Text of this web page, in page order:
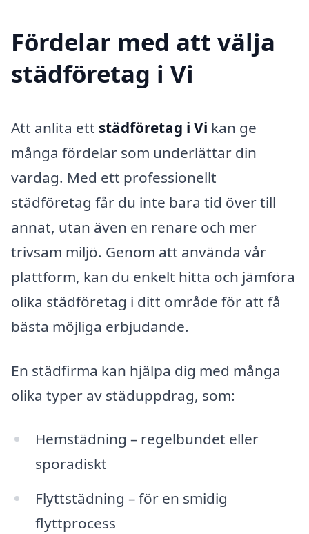
Fördelar med att välja
städföretag i Vi
Att anlita ett städföretag i Vi kan ge
många fördelar som underlättar din
vardag. Med ett professionellt
städföretag får du inte bara tid över till
annat, utan även en renare och mer
trivsam miljö. Genom att använda vår
plattform, kan du enkelt hitta och jämföra
olika städföretag i ditt område för att få
bästa möjliga erbjudande.
En städfirma kan hjälpa dig med många
olika typer av städuppdrag, som:
Hemstädning – regelbundet eller
sporadiskt
Flyttstädning – för en smidig
flyttprocess